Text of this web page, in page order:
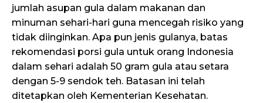
jumlah asupan gula dalam makanan dan
minuman sehari-hari guna mencegah risiko yang
tidak diinginkan. Apa pun jenis gulanya, batas
rekomendasi porsi gula untuk orang Indonesia
dalam sehari adalah 50 gram gula atau setara
dengan 5-9 sendok teh. Batasan ini telah
ditetapkan oleh Kementerian Kesehatan.